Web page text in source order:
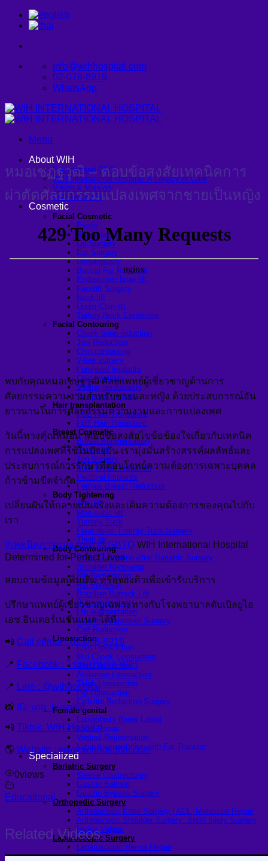
Skip
info@wihhospital.com
02-078-8919
WhatsApp
Menu
About WIH
Founder and CEO
WIH International Hospital: A Legacy of Care
Vision & Mission
CONTACT US
Cosmetic
Facial Cosmetic
Eyelid
Rhinoplasty
Lip Surgery
Ear Surgery
Dimpleplasty
Buccal Fat Removal
Endoscopic brow lift
Facelift Surgery
Neck lift
Under-Chin lift
Turkey Neck Correction
Facial Contouring
Cheek bone reduction
Jaw Reduction
Chin contouring
V-line surgery
Forehead Implants
Chin Implants
Sliding genioplasty
Temporal Implant
Hair transplantation
FUE Hair Transplant
FUT Hair Transplant
Breast Cosmetic
Breast Augmentation
Breast lift
Top Surgery
Male breast reduction
Pectoral Implants
Female Breast Reduction
Body Tightening
Arm lift
Mon pubic lift
Tummy Tuck
Fleur-de-lis Tummy Tuck Surgery
Thigh lift
Body Contouring
Body Contouring After Bariatric Surgery
Shoulder Narrowing
Rib Remodeling
Rib Removal
Brazilian Buttock Lift
Buttock implant
Hip augmentation
Mommy Makeover Surgery
Calf Reduction
Liposuction
Chin Liposuction
Mid Cheek Liposuction
Arm Liposuction
Abdomen Liposuction
Thigh Liposuction
Hip Liposuction
Cellulite Reduction Surgery
Female genital
Labiaplasty (Inner Labia)
Labia Repair
Vaginal Rejuvenation
Labia Augmentation with Fat Transfer
Specialized
Bariatric Surgery
Sleeve Gastrectomy
Gastric Balloon
Gastric Bypass Surgery
Orthopedic Surgery
Arthroscopic Knee Surgery | ACL, Meniscus Repair
Arthroscopic Shoulder Surgery: Sport Injury Surgery
Hallux Valgus
Laparoscopic Surgery
Laparoscopic Hernia Repair
Laparoscopic Appendectomy
หมอเชฏฐวุฒิ – ตอบข้อสงสัยเทคนิคการ
ผ่าตัดศัลยกรรมแปลงเพศจากชายเป็นหญิง
พบกับคุณหมอเชษฐวุฒิ ศัลยแพทย์ผู้เชี่ยวชาญด้านการ
ศัลยกรรมความงามสำหรับชายและหญิง ด้วยประสบการณ์อัน
ยาวนานในการศัลยกรรมความงามและการแปลงเพศ
วันนี้ทางคุณหมอมาตอบข้อสงสัยไขข้อข้องใจเกี่ยวกับเทคนิค
การแปลงเพศที่ใช้ในปัจจุบัน เรามุ่งมั่นสร้างสรรค์ผลลัพธ์และ
ประสบการณ์การรักษาที่ตอบโจทย์ความต้องการเฉพาะบุคคล
ก้าวข้ามขีดจำกัด
เปลี่ยนฝันให้กลายเป็นจริงและเติมความต้องการของคุณไปกับ
เรา
#เทคนิคการแปลงเพศ #LGBTQ WIH International Hospital
Determined for Perfect Lives
สอบถามข้อมูลเพิ่มเติม หรือจองคิวเพื่อเข้ารับบริการ
ปรึกษาแพทย์ผู้เชี่ยวชาญเฉพาะทางกับโรงพยาบาลดับเบิลยูไอ
เอช อินเตอร์เนชั่นแนล ได้ที่
📲 Call center : 02-078-8919
📍 Facebook : โรงพยาบาล WIH
📍
Line : @wihhospital
📸 IG: wih_hospital
📲 Tiktok: WIH Hospital
🌎 Website : www.wihhospital.com
0views
Educational
Related Videos